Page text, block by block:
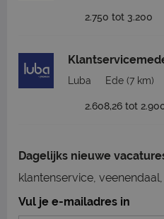
2.750 tot 3.200
Luba Ede (7 km)
2.608,26 tot
Dagelijks nieuwe
klantenservice,
Vul je e-mailadres in